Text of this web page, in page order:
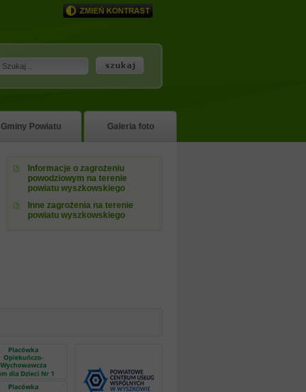
Gminy Powiatu Galeria foto
Informacje o zagrożeniu
powodziowym na terenie
powiatu wyszkowskiego
Inne zagrożenia na terenie
powiatu wyszkowskiego